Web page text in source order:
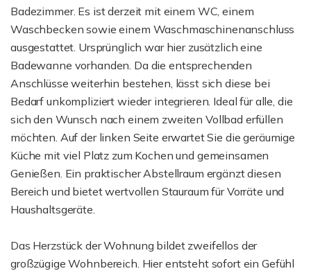
Badezimmer. Es ist derzeit mit einem WC, einem
Waschbecken sowie einem Waschmaschinenanschluss
ausgestattet. Ursprünglich war hier zusätzlich eine
Badewanne vorhanden. Da die entsprechenden
Anschlüsse weiterhin bestehen, lässt sich diese bei
Bedarf unkompliziert wieder integrieren. Ideal für alle, die
sich den Wunsch nach einem zweiten Vollbad erfüllen
möchten. Auf der linken Seite erwartet Sie die geräumige
Küche mit viel Platz zum Kochen und gemeinsamen
Genießen. Ein praktischer Abstellraum ergänzt diesen
Bereich und bietet wertvollen Stauraum für Vorräte und
Haushaltsgeräte.
Das Herzstück der Wohnung bildet zweifellos der
großzügige Wohnbereich. Hier entsteht sofort ein Gefühl